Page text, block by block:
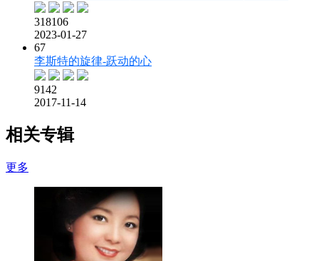
318106
2023-01-27
67
李斯特的旋律-跃动的心
9142
2017-11-14
相关专辑
更多